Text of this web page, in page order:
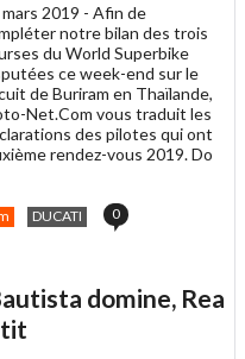
2019 - Afin de
notre bilan des trois
du World Superbike
ce week-end sur le
de Buriram en Thaïlande,
Net.Com vous traduit les
des pilotes qui ont
rendez-vous 2019. Do
DUCATI 0
domine, Rea